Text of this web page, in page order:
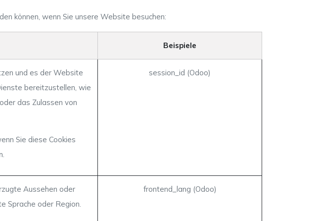
können, wenn Sie unsere Website besuchen:
Beispiele
und es der Website
bereitzustellen, wie
das Zulassen von
Sie diese Cookies
session_id (Odoo)
Aussehen oder
Sprache oder Region.
frontend_lang (Odoo)